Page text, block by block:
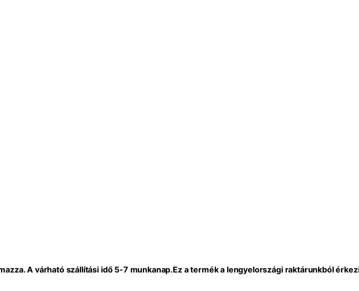
A várható szállítási idő 5-7 munkanap.Ez a termék a lengyelországi raktárunkból